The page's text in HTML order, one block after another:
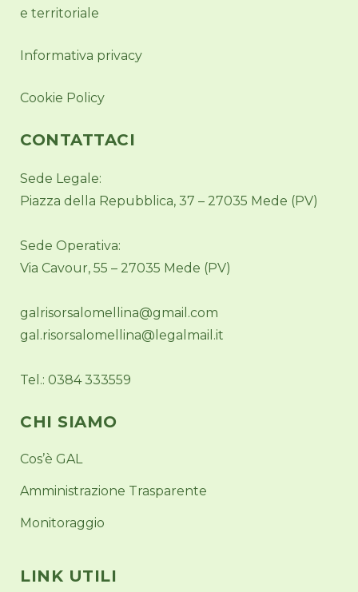
e territoriale
Informativa privacy
Cookie Policy
CONTATTACI
Sede Legale:
Piazza della Repubblica, 37 – 27035 Mede (PV)
Sede Operativa:
Via Cavour, 55 – 27035 Mede (PV)
galrisorsalomellina@gmail.com
gal.risorsalomellina@legalmail.it
Tel.: 0384 333559
CHI SIAMO
Cos’è GAL
Amministrazione Trasparente
Monitoraggio
LINK UTILI